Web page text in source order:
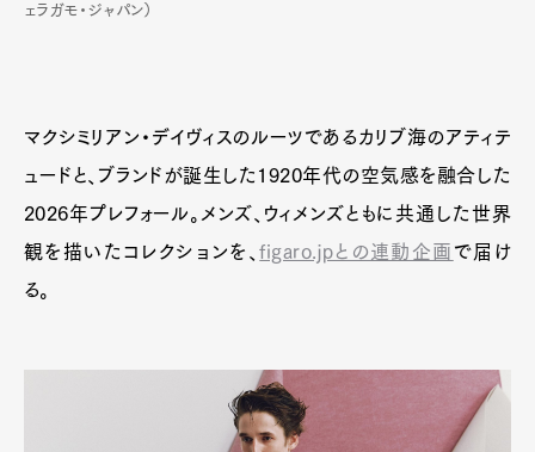
ェラガモ・ジャパン）
マクシミリアン・デイヴィスのルーツであるカリブ海のアティテ
ュードと、ブランドが誕生した1920年代の空気感を融合した
2026年プレフォール。メンズ、ウィメンズともに共通した世界
観を描いたコレクションを、figaro.jpとの連動企画 で届け
る。